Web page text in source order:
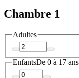
Chambre 1
Adultes
EnfantsDe 0 à 17 ans